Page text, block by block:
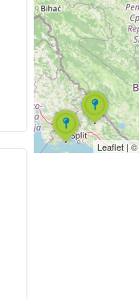
Leaflet |©